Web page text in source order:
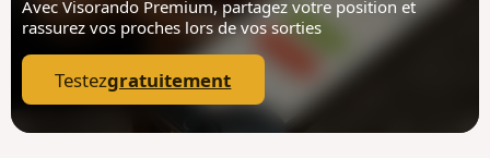
m
p
Avec Visorando Premium, partagez votre position et
rassurez vos proches lors de vos sorties
Testezgratuitement